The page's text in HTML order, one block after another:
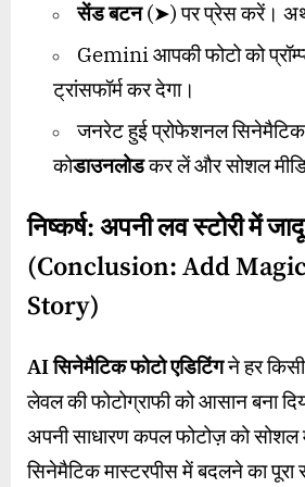
सेंड बटन(➤) पर प्रेस करें।
Gemini आपकी फोटो को
ट्रांसफॉर्म कर देगा।
जनरेट हुई प्रोफेशनल सिनेमैटिक
कोडाउनलोडकर लें और सोशल
निष्कर्ष: अपनी लव स्टोरी में
(Conclusion: Add
Story)
AIसिनेमैटिक फोटो एडिटिंगने हर
लेवल की फोटोग्राफी को आसान बना
अपनी साधारण कपल फोटोज़ को सोशल
सिनेमैटिक मास्टरपीस में बदलने का पूरा